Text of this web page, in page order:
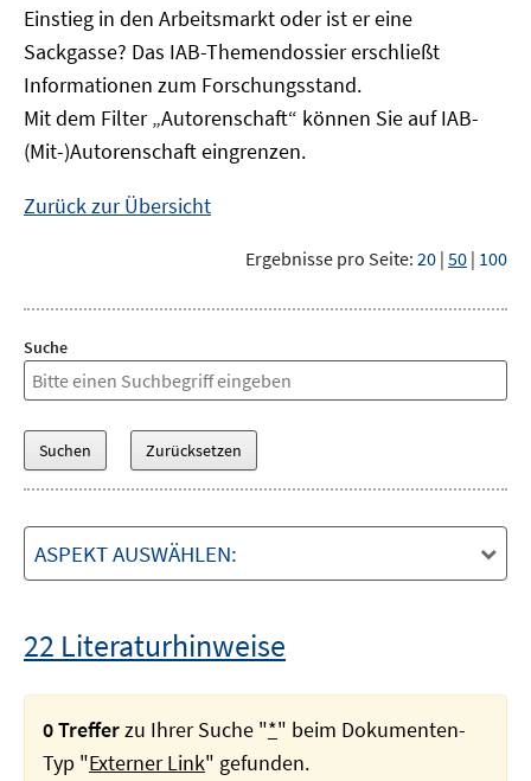
Einstieg in den Arbeitsmarkt oder ist er eine
Sackgasse? Das IAB-Themendossier erschließt
Informationen zum Forschungsstand.
Mit dem Filter „Autorenschaft“ können Sie auf IAB-
(Mit-)Autorenschaft eingrenzen.
Zurück zur Übersicht
Ergebnisse pro Seite: 20 | 50 | 100
Suche
ASPEKT AUSWÄHLEN:
22 Literaturhinweise
0 Trefferzu Ihrer Suche "*" beim Dokumenten-
Typ "Externer Link" gefunden.